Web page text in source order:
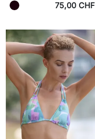
75,00 CHF